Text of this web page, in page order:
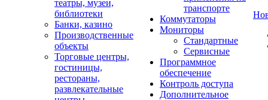
театры, музеи,
библиотеки
Банки, казино
Производственные
объекты
Торговые центры,
гостиницы,
рестораны,
развлекательные
транспорте
Коммутаторы
Мониторы
Стандартные
Сервисные
Программное
обеспечение
Контроль доступа
Дополнительное